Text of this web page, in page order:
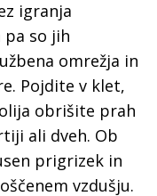
igranja
so jih
omrežja in
Pojdite v klet,
obrišite prah
ali dveh. Ob
prigrizek in
vzdušju.